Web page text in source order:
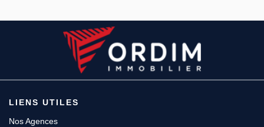
LIENS UTILES
Nos Agences